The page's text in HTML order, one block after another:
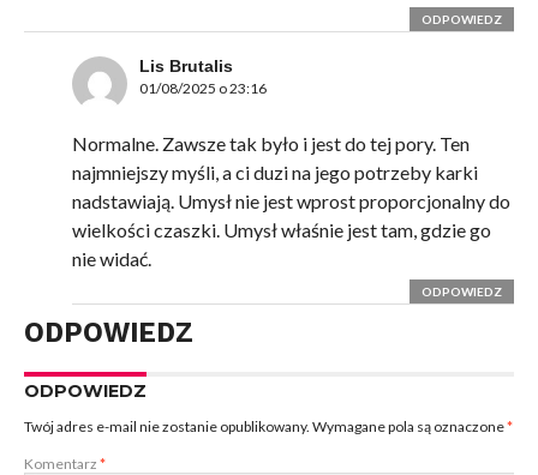
ODPOWIEDZ
Lis Brutalis
01/08/2025 o 23:16
Normalne. Zawsze tak było i jest do tej pory. Ten
najmniejszy myśli, a ci duzi na jego potrzeby karki
nadstawiają. Umysł nie jest wprost proporcjonalny do
wielkości czaszki. Umysł właśnie jest tam, gdzie go
nie widać.
ODPOWIEDZ
ODPOWIEDZ
ODPOWIEDZ
Twój adres e-mail nie zostanie opublikowany. Wymagane pola są oznaczone*
Komentarz *